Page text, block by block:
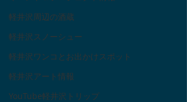
軽井沢周辺の酒蔵
軽井沢スノーシュー
軽井沢ワンコとお出かけスポット
軽井沢アート情報
YouTube軽井沢トリップ